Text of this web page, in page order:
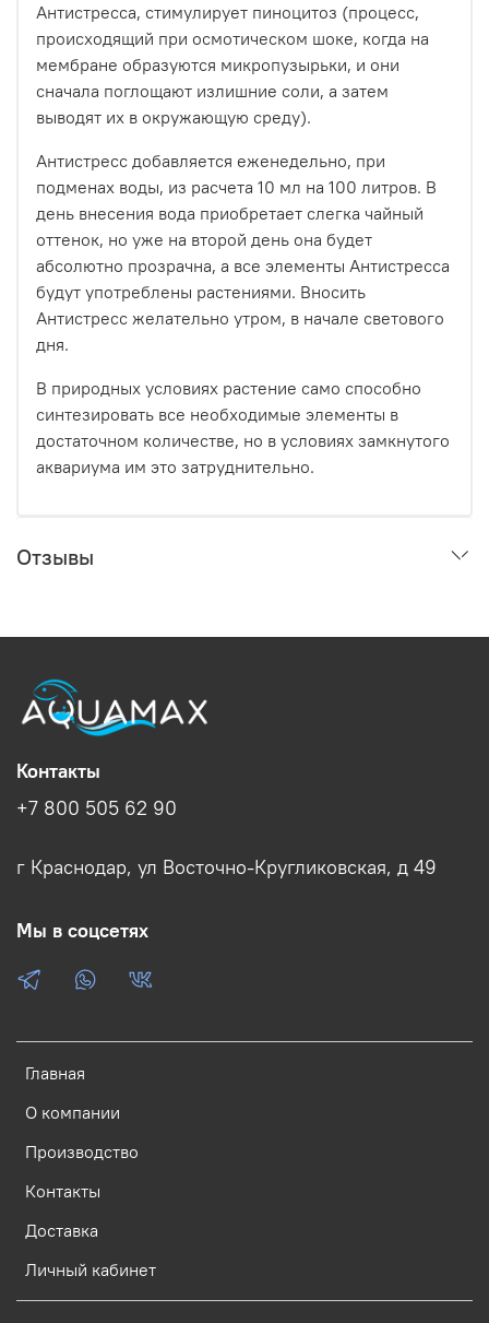
Антистресса, стимулирует пиноцитоз (процесс,
происходящий при осмотическом шоке, когда на
мембране образуются микропузырьки, и они
сначала поглощают излишние соли, а затем
выводят их в окружающую среду).
Антистресс добавляется еженедельно, при
подменах воды, из расчета 10 мл на 100 литров. В
день внесения вода приобретает слегка чайный
оттенок, но уже на второй день она будет
абсолютно прозрачна, а все элементы Антистресса
будут употреблены растениями. Вносить
Антистресс желательно утром, в начале светового
дня.
В природных условиях растение само способно
синтезировать все необходимые элементы в
достаточном количестве, но в условиях замкнутого
аквариума им это затруднительно.
Отзывы
Главная
О компании
Производство
Контакты
Доставка
Личный кабинет
Контакты
+7 800 505 62 90
г Краснодар, ул Восточно-Кругликовская, д 49
Мы в соцсетях